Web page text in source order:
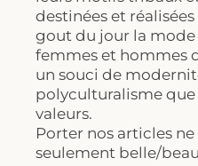
destinées et
gout du jour la mode
femmes et hommes
un souci de
polyculturalisme que
valeurs.
Porter nos articles
seulement belle/